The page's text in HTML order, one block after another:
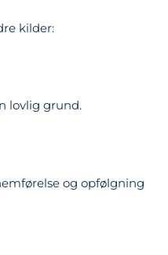
kilder:
lovlig grund.
og opfølgning